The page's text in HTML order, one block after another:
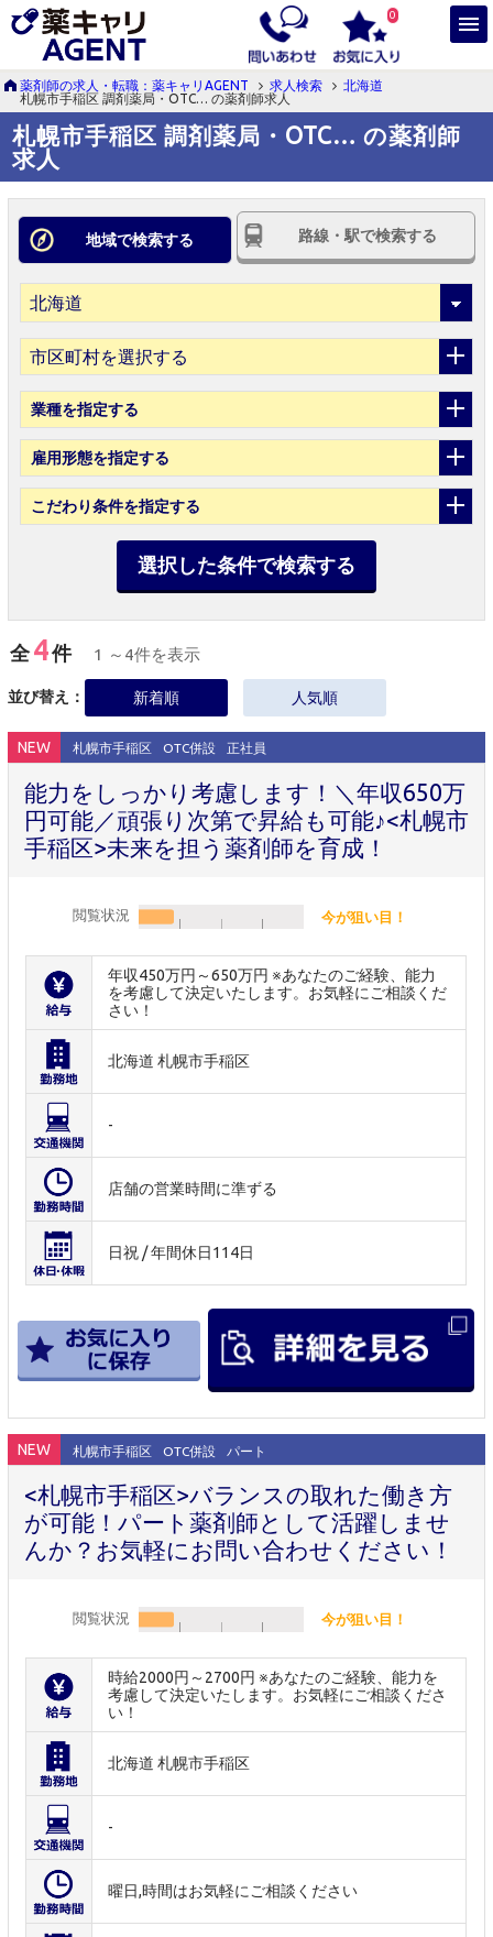
0
薬剤師の求人・転職：薬キャリAGENT 求人検索
北海道
札幌市手稲区 調剤薬局・OTC… の薬剤師求人
札幌市手稲区 調剤薬局・OTC… の薬剤師
求人
地域で検索する 路線・駅で検索する
市区町村を選択する
業種を指定する
雇用形態を指定する
こだわり条件を指定する
選択した条件で検索する
全4件 1 ～4件を表示
並び替え： 新着順 人気順
NEW 札幌市手稲区 OTC併設 正社員
能力をしっかり考慮します！＼年収650万
円可能／頑張り次第で昇給も可能♪<札幌市
手稲区>未来を担う薬剤師を育成！
閲覧状況 今が狙い目！
年収450万円～650万円 ※あなたのご経験、能力
を考慮して決定いたします。お気軽にご相談くだ
さい！
北海道 札幌市手稲区
-
店舗の営業時間に準ずる
日祝 / 年間休日114日
NEW 札幌市手稲区 OTC併設 パート
<札幌市手稲区>バランスの取れた働き方
が可能！パート薬剤師として活躍しませ
んか？お気軽にお問い合わせください！
閲覧状況 今が狙い目！
時給2000円～2700円 ※あなたのご経験、能力を
考慮して決定いたします。お気軽にご相談くださ
い！
北海道 札幌市手稲区
-
曜日,時間はお気軽にご相談ください